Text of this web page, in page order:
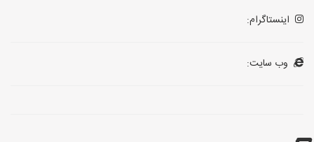
اینستاگرام:
وب سایت: